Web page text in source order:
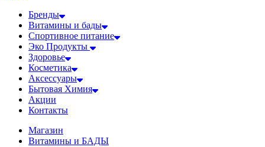
Бренды
Витамины и бады
Спортивное питание
Эко Продукты
Здоровье
Косметика
Аксессуары
Бытовая Химия
Акции
Контакты
Магазин
Витамины и БАДЫ